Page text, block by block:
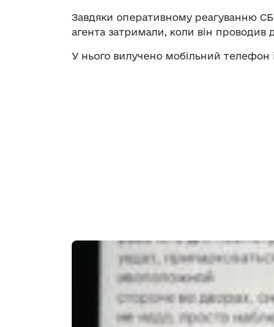
Завдяки оперативному реагуванню
агента затримали, коли він проводив
У нього вилучено мобільний телефон